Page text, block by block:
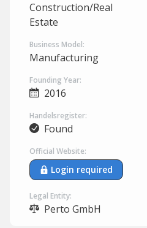
Construction/Real
Estate
Business Model:
Manufacturing
Founding Year:
2016
Handelsregister:
Found
Official Website:
Login required
Legal Entity:
Perto GmbH